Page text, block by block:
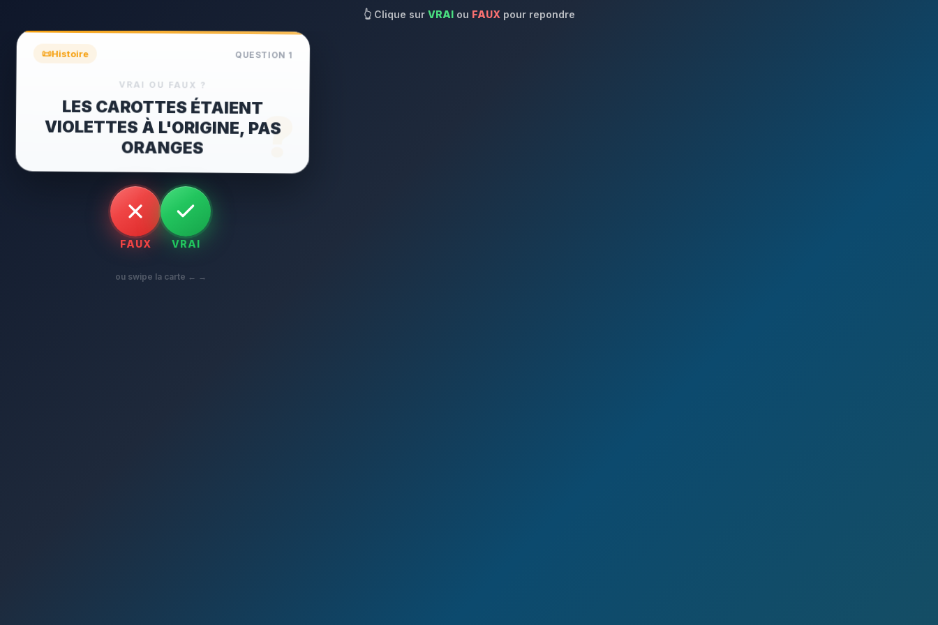
👆Clique sur VRAI ou FAUX pour repondre
?
📜Histoire QUESTION
VRAI OU FAUX ?
LES CAROTTES ÉTAIENT
VIOLETTES À L'ORIGINE, PAS
ORANGES
FAUX VRAI
ou swipe la carte ← →